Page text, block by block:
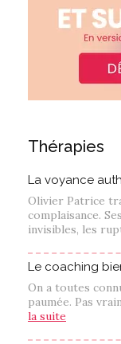
Thérapies
La voyance
Olivier Patrice
complaisance.
invisibles, les
Le coaching
On a toutes
paumée. Pas
la suite